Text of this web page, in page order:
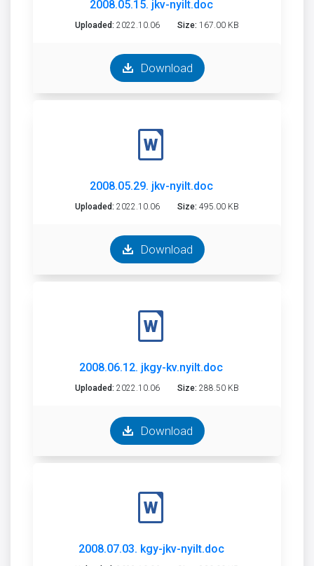
2008.05.15. jkv-nyilt.doc
Uploaded: 2022.10.06 Size: 167.00 KB
Download
2008.05.29. jkv-nyilt.doc
Uploaded: 2022.10.06 Size: 495.00 KB
Download
2008.06.12. jkgy-kv.nyilt.doc
Uploaded: 2022.10.06 Size: 288.50 KB
Download
2008.07.03. kgy-jkv-nyilt.doc